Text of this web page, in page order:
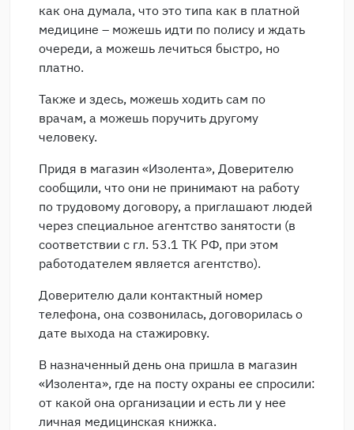
как она думала, что это типа как в платной
медицине – можешь идти по полису и ждать
очереди, а можешь лечиться быстро, но
платно.
Также и здесь, можешь ходить сам по
врачам, а можешь поручить другому
человеку.
Придя в магазин «Изолента», Доверителю
сообщили, что они не принимают на работу
по трудовому договору, а приглашают людей
через специальное агентство занятости (в
соответствии с гл. 53.1 ТК РФ, при этом
работодателем является агентство).
Доверителю дали контактный номер
телефона, она созвонилась, договорилась о
дате выхода на стажировку.
В назначенный день она пришла в магазин
«Изолента», где на посту охраны ее спросили:
от какой она организации и есть ли у нее
личная медицинская книжка.